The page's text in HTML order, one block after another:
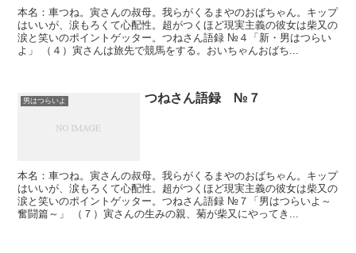
本名：車つね。寅さんの叔母。我らがくるまやのおばちゃん。キップ
はいいが、涙もろくて心配性。超がつくほど現実主義の彼女は柴又の
涙と笑いのポイントゲッター。つねさん語録 №４「新・男はつらい
よ」 （４）寅さんは旅先で競馬をする。おいちゃんおばち...
男はつらいよ つねさん語録 №７
本名：車つね。寅さんの叔母。我らがくるまやのおばちゃん。キップ
はいいが、涙もろくて心配性。超がつくほど現実主義の彼女は柴又の
涙と笑いのポイントゲッター。つねさん語録 №７「男はつらいよ～
奮闘篇～」 （７）寅さんの生みの親、菊が柴又にやってき...